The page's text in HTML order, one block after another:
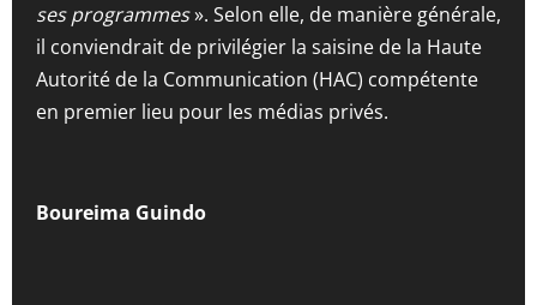
ses programmes». Selon elle, de manière générale,
il conviendrait de privilégier la saisine de la Haute
Autorité de la Communication (HAC) compétente
en premier lieu pour les médias privés.
Boureima Guindo